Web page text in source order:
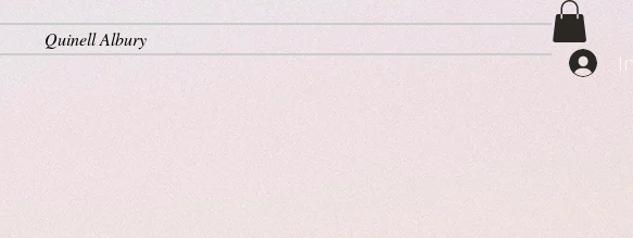
Quinell Albury